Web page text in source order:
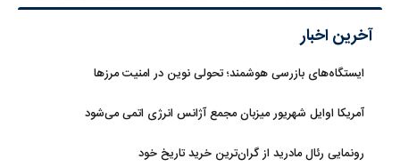
آخرین اخبار
ایستگاه‌های بازرسی هوشمند؛ تحولی نوین در امنیت مرزها
آمریکا اوایل شهریور میزبان مجمع آژانس انرژی اتمی می‌شود
رونمایی رئال مادرید از گران‌ترین خرید تاریخ خود